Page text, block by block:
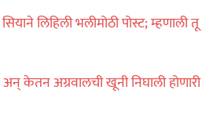
लिहिली भलीमोठी पोस्ट; म्हणाली तू
केतन अग्रवालची खूनी निघाली होणारी